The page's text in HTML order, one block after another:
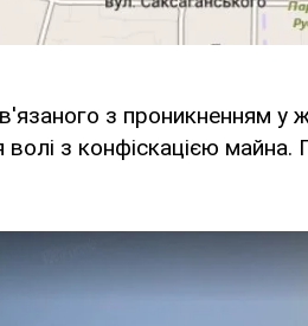
з проникненням у
волі з конфіскацією майна.